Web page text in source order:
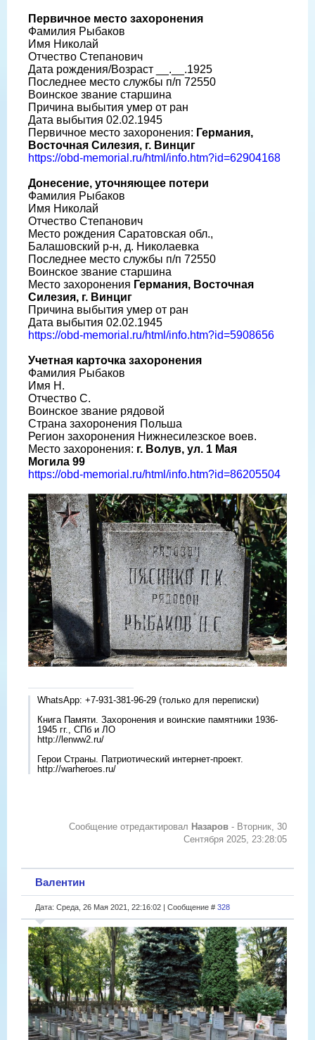
Первичное место захоронения
Фамилия Рыбаков
Имя Николай
Отчество Степанович
Дата рождения/Возраст __.__.1925
Последнее место службы п/п 72550
Воинское звание старшина
Причина выбытия умер от ран
Дата выбытия 02.02.1945
Первичное место захоронения: Германия,
Восточная Силезия, г. Винциг
https://obd-memorial.ru/html/info.htm?id=62904168
Донесение, уточняющее потери
Фамилия Рыбаков
Имя Николай
Отчество Степанович
Место рождения Саратовская обл.,
Балашовский р-н, д. Николаевка
Последнее место службы п/п 72550
Воинское звание старшина
Место захоронения Германия, Восточная
Силезия, г. Винциг
Причина выбытия умер от ран
Дата выбытия 02.02.1945
https://obd-memorial.ru/html/info.htm?id=5908656
Учетная карточка захоронения
Фамилия Рыбаков
Имя Н.
Отчество С.
Воинское звание рядовой
Страна захоронения Польша
Регион захоронения Нижнесилезское воев.
Место захоронения: г. Волув, ул. 1 Мая
Могила 99
https://obd-memorial.ru/html/info.htm?id=86205504
WhatsApp: +7-931-381-96-29 (только для переписки)
Книга Памяти. Захоронения и воинские памятники 1936-
1945 гг., СПб и ЛО
http://lenww2.ru/
Герои Страны. Патриотический интернет-проект.
http://warheroes.ru/
Сообщение отредактировал Назаров - Вторник, 30
Сентября 2025, 23:28:05
Валентин
Дата: Среда, 26 Мая 2021, 22:16:02 | Сообщение # 328